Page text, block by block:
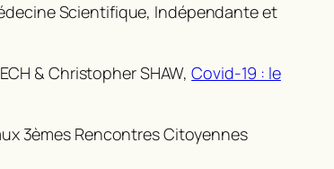
Scientifique, Indépendante et
& Christopher SHAW,Covid-19 : le
3èmes Rencontres Citoyennes